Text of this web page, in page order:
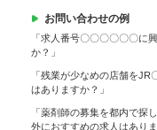
お問い合わせの例
「求人番号〇〇〇〇〇〇に
か？」
「残業が少なめの店舗を
はありますか？」
「薬剤師の募集を都内で探
外におすすめの求人はあり